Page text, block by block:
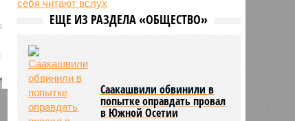
13:04
В России с начала 2026 года
существенно вырос объём выдачи
ЕЩЕ ИЗ РАЗДЕЛА «ОБЩЕСТВО»
Саакашвили обвинили в
попытке оправдать провал
в Южной Осетии